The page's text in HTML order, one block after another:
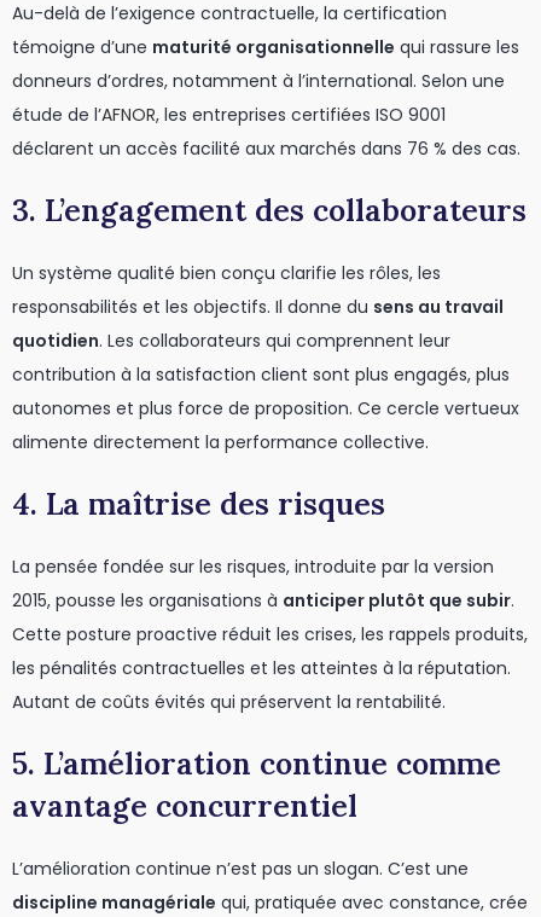
Au-delà de l’exigence contractuelle, la certification
témoigne d’une maturité organisationnelle qui rassure les
donneurs d’ordres, notamment à l’international. Selon une
étude de l’AFNOR, les entreprises certifiées ISO 9001
déclarent un accès facilité aux marchés dans 76 % des cas.
3. L’engagement des collaborateurs
Un système qualité bien conçu clarifie les rôles, les
responsabilités et les objectifs. Il donne du sens au travail
quotidien. Les collaborateurs qui comprennent leur
contribution à la satisfaction client sont plus engagés, plus
autonomes et plus force de proposition. Ce cercle vertueux
alimente directement la performance collective.
4. La maîtrise des risques
La pensée fondée sur les risques, introduite par la version
2015, pousse les organisations à anticiper plutôt que subir.
Cette posture proactive réduit les crises, les rappels produits,
les pénalités contractuelles et les atteintes à la réputation.
Autant de coûts évités qui préservent la rentabilité.
5. L’amélioration continue comme
avantage concurrentiel
L’amélioration continue n’est pas un slogan. C’est une
discipline managériale qui, pratiquée avec constance, crée